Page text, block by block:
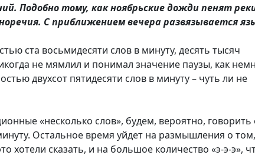
Подобно тому, как ноябрьские дожди пенят
С приближением вечера развязывается
ста восьмидесяти слов в минуту, десять тысяч
не мямлил и понимал значение паузы, как
двухсот пятидесяти слов в минуту – чуть ли не
«несколько слов», будем, вероятно, говорить
Остальное время уйдет на размышления о
хотели сказать, и на большое количество «э-э-э»,